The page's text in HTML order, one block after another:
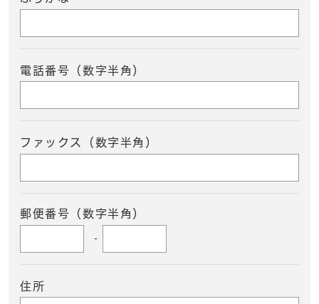
電話番号（数字半角）
ファックス（数字半角）
郵便番号（数字半角）
-
住所